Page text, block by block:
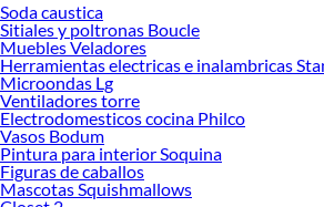
Desde remodelaciones hasta proyectos de
tus ideas realidad. ¡Visítanos y encuentra todo lo que
Top Freezer!
Explora la variedad de productos de Top Freezer
Herramientas, materiales y accesorios de calidad
renovación de espacios. ¡Visítanos y descubre todo lo
ofrecerte!
Encuentra una amplia variedad de productos de Top
Soda caustica
Sitiales y poltronas Boucle
Muebles Veladores
Herramientas electricas e inalambricas
Microondas Lg
Ventiladores torre
Electrodomesticos cocina Philco
Vasos Bodum
Pintura para interior Soquina
Figuras de caballos
Mascotas Squishmallows